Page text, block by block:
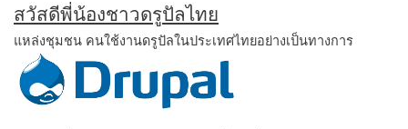
สวัสดีพี่น้องชาวดรูปัลไทย
แหล่งชุมชน คนใช้งานดรูปัลในประเทศไทยอย่างเป็นทางการ